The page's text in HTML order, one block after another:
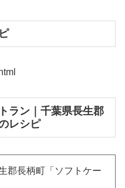
ラン｜千葉県長生郡
レシピ
郡長柄町「ソフトケー